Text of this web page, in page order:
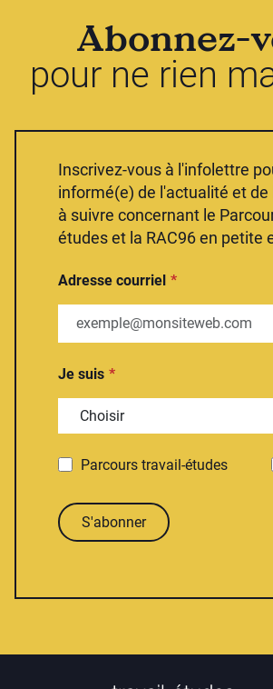
Abonnez-
pour ne rien
Inscrivez-vous à l'infolettre
informé(e) de l'actualité et de
à suivre concernant le
études et la RAC96 en petite
Adresse courriel
Je suis
Parcours travail-études
S'abonner